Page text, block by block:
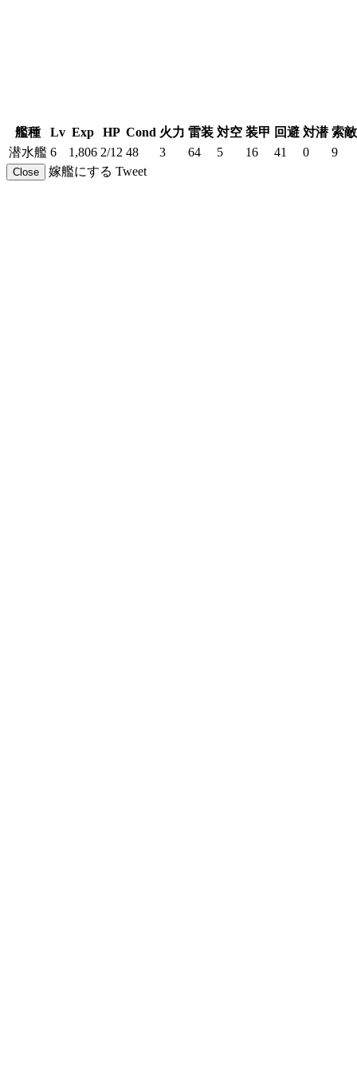
艦種 Lv Exp HP Cond 火力 雷装 対空 装甲 回避 対潜 索敵
潜水艦 6 1,806 2/12 48 3 64 5 16 41 0 9
Close 嫁艦にする Tweet